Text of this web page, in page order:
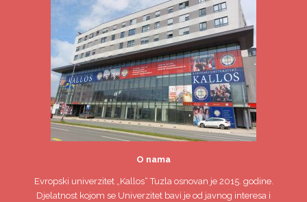
O nama
Evropski univerzitet„Kallos“ Tuzla osnovan je 2015. godine.
Djelatnost kojom se Univerzitet bavi je od javnog interesa i